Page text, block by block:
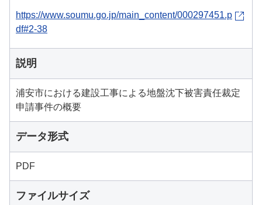
https://www.soumu.go.jp/main_content/000297451.p
df#2-38
説明
浦安市における建設工事による地盤沈下被害責任裁定
申請事件の概要
データ形式
PDF
ファイルサイズ